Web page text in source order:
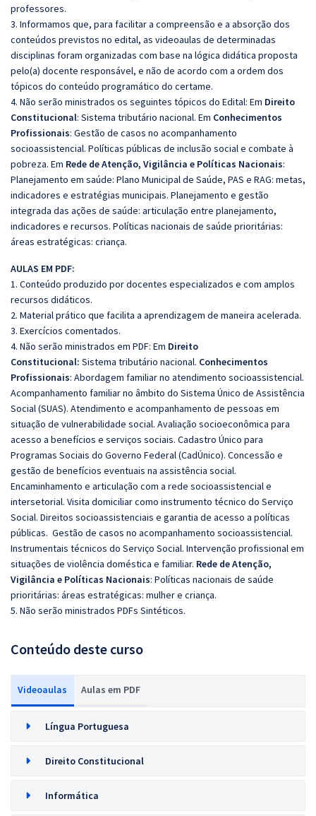
professores.
3. Informamos que, para facilitar a compreensão e a absorção dos
conteúdos previstos no edital, as videoaulas de determinadas
disciplinas foram organizadas com base na lógica didática proposta
pelo(a) docente responsável, e não de acordo com a ordem dos
tópicos do conteúdo programático do certame.
4. Não serão ministrados os seguintes tópicos do Edital: Em Direito
Constitucional: Sistema tributário nacional. Em Conhecimentos
Profissionais: Gestão de casos no acompanhamento
socioassistencial. Políticas públicas de inclusão social e combate à
pobreza. Em Rede de Atenção, Vigilância e Políticas Nacionais:
Planejamento em saúde: Plano Municipal de Saúde, PAS e RAG: metas,
indicadores e estratégias municipais. Planejamento e gestão
integrada das ações de saúde: articulação entre planejamento,
indicadores e recursos. Políticas nacionais de saúde prioritárias:
áreas estratégicas: criança.
AULAS EM PDF:
1. Conteúdo produzido por docentes especializados e com amplos
recursos didáticos.
2. Material prático que facilita a aprendizagem de maneira acelerada.
3. Exercícios comentados.
4. Não serão ministrados em PDF: Em Direito
Constitucional: Sistema tributário nacional. Conhecimentos
Profissionais: Abordagem familiar no atendimento socioassistencial.
Acompanhamento familiar no âmbito do Sistema Único de Assistência
Social (SUAS). Atendimento e acompanhamento de pessoas em
situação de vulnerabilidade social. Avaliação socioeconômica para
acesso a benefícios e serviços sociais. Cadastro Único para
Programas Sociais do Governo Federal (CadÚnico). Concessão e
gestão de benefícios eventuais na assistência social.
Encaminhamento e articulação com a rede socioassistencial e
intersetorial. Visita domiciliar como instrumento técnico do Serviço
Social. Direitos socioassistenciais e garantia de acesso a políticas
públicas. Gestão de casos no acompanhamento socioassistencial.
Instrumentais técnicos do Serviço Social. Intervenção profissional em
situações de violência doméstica e familiar. Rede de Atenção,
Vigilância e Políticas Nacionais: Políticas nacionais de saúde
prioritárias: áreas estratégicas: mulher e criança.
5. Não serão ministrados PDFs Sintéticos.
Conteúdo deste curso
Videoaulas Aulas em PDF
Língua Portuguesa
Direito Constitucional
Informática